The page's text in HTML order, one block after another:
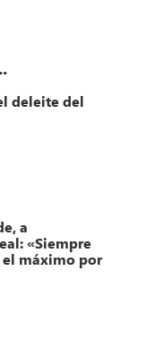
deleite del
a
«Siempre
el máximo por